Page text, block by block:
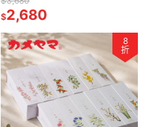
$2,680
8
折